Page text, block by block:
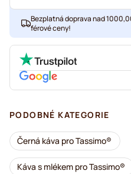
Bezplatná doprava nad
férové ceny!
PODOBNÉ KATEGORIE
Černá káva pro Tassimo®
Káva s mlékem pro Tassimo®